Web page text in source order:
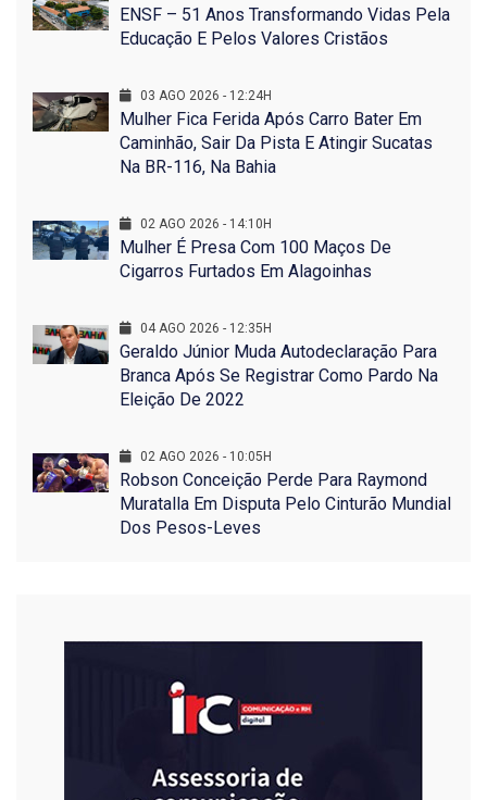
ENSF – 51 Anos Transformando Vidas Pela
Educação E Pelos Valores Cristãos
03 AGO 2026 - 12:24H
Mulher Fica Ferida Após Carro Bater Em
Caminhão, Sair Da Pista E Atingir Sucatas
Na BR-116, Na Bahia
02 AGO 2026 - 14:10H
Mulher É Presa Com 100 Maços De
Cigarros Furtados Em Alagoinhas
04 AGO 2026 - 12:35H
Geraldo Júnior Muda Autodeclaração Para
Branca Após Se Registrar Como Pardo Na
Eleição De 2022
02 AGO 2026 - 10:05H
Robson Conceição Perde Para Raymond
Muratalla Em Disputa Pelo Cinturão Mundial
Dos Pesos-Leves